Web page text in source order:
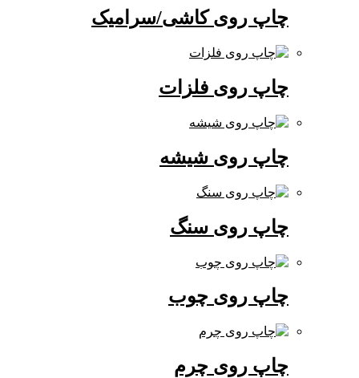
چاپ روی کاشی/سرامیک
چاپ روی فلزات
چاپ روی شیشه
چاپ روی سنگ
چاپ روی چوب
چاپ روی چرم